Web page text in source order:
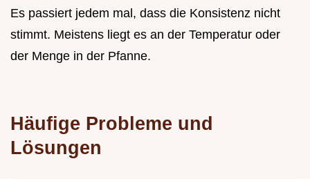
Es passiert jedem mal, dass die Konsistenz nicht
stimmt. Meistens liegt es an der Temperatur oder
der Menge in der Pfanne.
Häufige Probleme und
Lösungen